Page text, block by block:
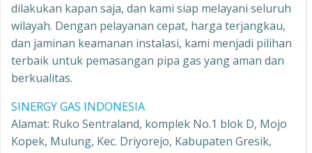
dilakukan kapan saja, dan kami siap melayani seluruh
wilayah. Dengan pelayanan cepat, harga terjangkau,
dan jaminan keamanan instalasi, kami menjadi pilihan
terbaik untuk pemasangan pipa gas yang aman dan
berkualitas.
SINERGY GAS INDONESIA
Alamat: Ruko Sentraland, komplek No.1 blok D, Mojo
Kopek, Mulung, Kec. Driyorejo, Kabupaten Gresik,